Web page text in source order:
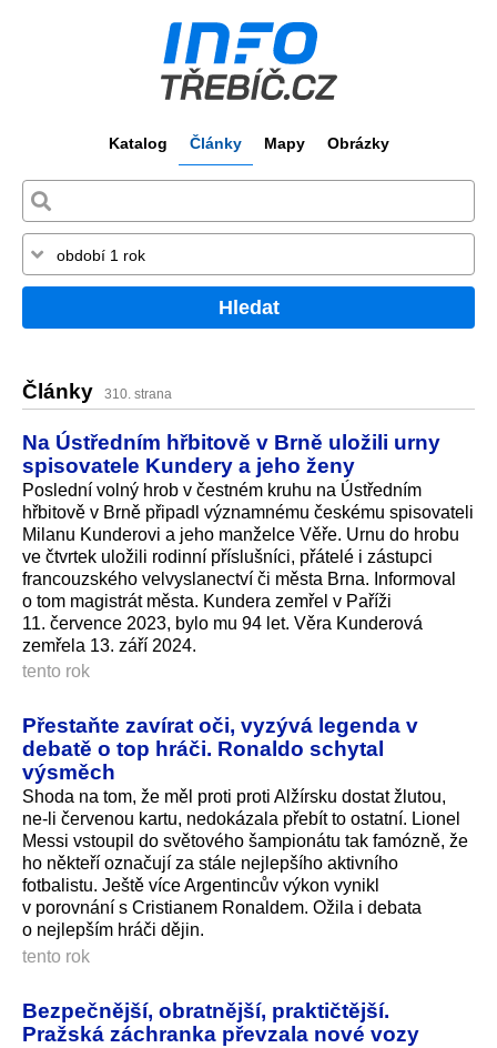
Katalog Články Mapy Obrázky
Hledat
Články 310. strana
Na Ústředním hřbitově v Brně uložili urny
spisovatele Kundery a jeho ženy
Poslední volný hrob v čestném kruhu na Ústředním
hřbitově v Brně připadl významnému českému spisovateli
Milanu Kunderovi a jeho manželce Věře. Urnu do hrobu
ve čtvrtek uložili rodinní příslušníci, přátelé i zástupci
francouzského velvyslanectví či města Brna. Informoval
o tom magistrát města. Kundera zemřel v Paříži
11. července 2023, bylo mu 94 let. Věra Kunderová
zemřela 13. září 2024.
tento rok
Přestaňte zavírat oči, vyzývá legenda v
debatě o top hráči. Ronaldo schytal
výsměch
Shoda na tom, že měl proti proti Alžírsku dostat žlutou,
ne-li červenou kartu, nedokázala přebít to ostatní. Lionel
Messi vstoupil do světového šampionátu tak famózně, že
ho někteří označují za stále nejlepšího aktivního
fotbalistu. Ještě více Argentincův výkon vynikl
v porovnání s Cristianem Ronaldem. Ožila i debata
o nejlepším hráči dějin.
tento rok
Bezpečnější, obratnější, praktičtější.
Pražská záchranka převzala nové vozy